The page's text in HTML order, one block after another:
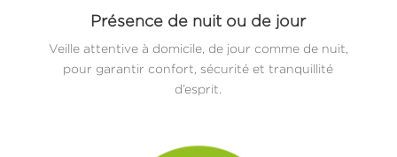
Présence de nuit ou de jour
Veille attentive à domicile, de jour comme de nuit,
pour garantir confort, sécurité et tranquillité
d’esprit.